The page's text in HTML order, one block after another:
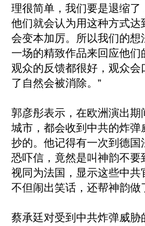
理很简单，我们要是退缩了
他们就会认为用这种方式
会变本加厉。所以我们的想
一场的精致作品来回应他们
观众的反馈都很好，观众会
了自然会被消除。”
郭彦彤表示，在欧洲演出期
城市，都会收到中共的炸弹
抄的。他记得有一次到德国
恐吓信，竟然是叫神韵不要
视同为法国，显示这些中共
不但闹出笑话，还帮神韵做
蔡承廷对受到中共炸弹威